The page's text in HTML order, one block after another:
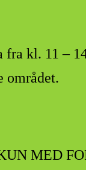
fra kl. 11 –
området.
MED